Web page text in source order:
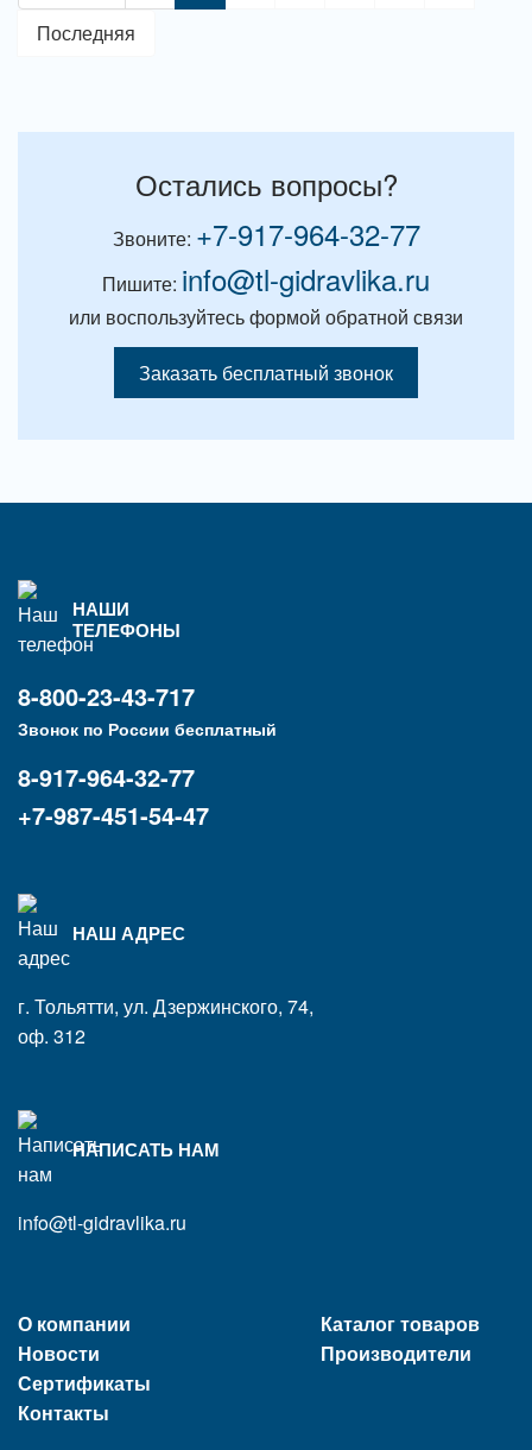
Последняя
Остались вопросы?
Звоните: +7-917-964-32-77
Пишите: info@tl-gidravlika.ru
или воспользуйтесь формой обратной связи
Заказать бесплатный звонок
НАШИ
ТЕЛЕФОНЫ
8-800-23-43-717
Звонок по России бесплатный
8-917-964-32-77
+7-987-451-54-47
НАШ АДРЕС
г. Тольятти, ул. Дзержинского, 74,
оф. 312
НАПИСАТЬ НАМ
info@tl-gidravlika.ru
О компании
Новости
Сертификаты
Контакты
Каталог товаров
Производители